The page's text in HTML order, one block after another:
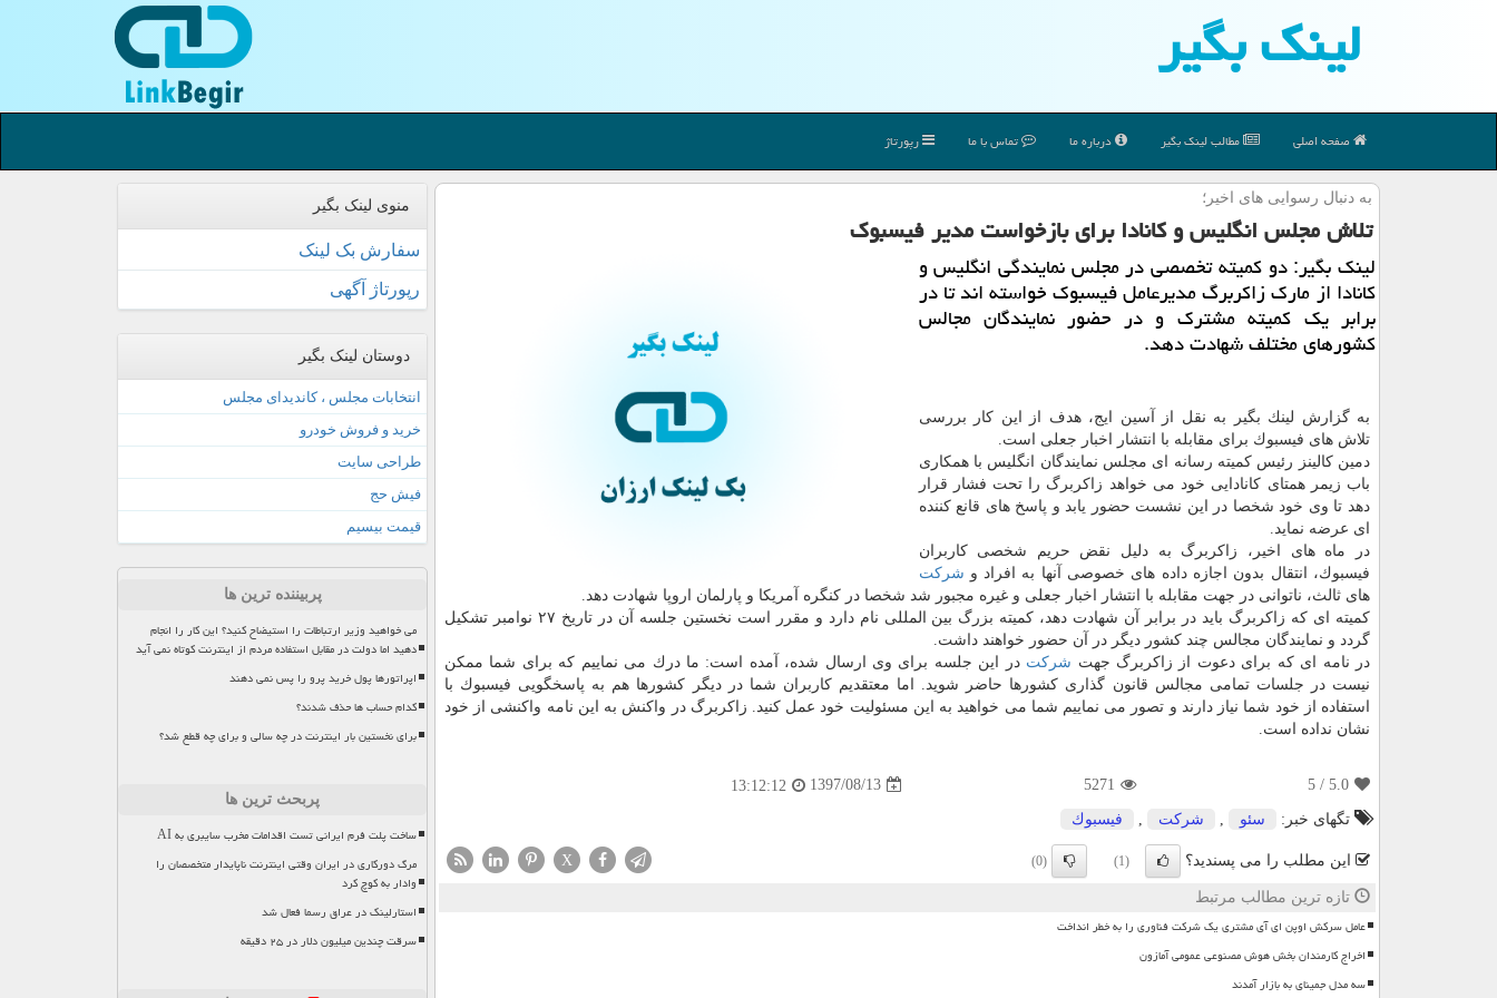
لینك بگیر
صفحه اصلی مطالب لینك بگیر درباره ما تماس با ما رپورتاژ
به دنبال رسوایی های اخیر؛
تلاش مجلس انگلیس و كانادا برای بازخواست مدیر فیسبوك
لینك بگیر: دو كمیته تخصصی در مجلس نمایندگی انگلیس و
كانادا از مارك زاكربرگ مدیرعامل فیسبوك خواسته اند تا در
برابر یك كمیته مشترك و در حضور نمایندگان مجالس
كشورهای مختلف شهادت دهد.
به گزارش لینك بگیر به نقل از آسین ایج، هدف از این كار بررسی
تلاش های فیسبوك برای مقابله با انتشار اخبار جعلی است.
دمین كالینز رئیس كمیته رسانه ای مجلس نمایندگان انگلیس با همكاری
باب زیمر همتای كانادایی خود می خواهد زاكربرگ را تحت فشار قرار
دهد تا وی خود شخصا در این نشست حضور یابد و پاسخ های قانع كننده
ای عرضه نماید.
در ماه های اخیر، زاكربرگ به دلیل نقض حریم شخصی كاربران
فیسبوك، انتقال بدون اجازه داده های خصوصی آنها به افراد و شركت
های ثالث، ناتوانی در جهت مقابله با انتشار اخبار جعلی و غیره مجبور شد شخصا در كنگره آمریكا و پارلمان اروپا شهادت دهد.
كمیته ای كه زاكربرگ باید در برابر آن شهادت دهد، كمیته بزرگ بین المللی نام دارد و مقرر است نخستین جلسه آن در تاریخ ۲۷ نوامبر تشكیل
گردد و نمایندگان مجالس چند كشور دیگر در آن حضور خواهند داشت.
در نامه ای كه برای دعوت از زاكربرگ جهت شركت در این جلسه برای وی ارسال شده، آمده است: ما درك می نماییم كه برای شما ممكن
نیست در جلسات تمامی مجالس قانون گذاری كشورها حاضر شوید. اما معتقدیم كاربران شما در دیگر كشورها هم به پاسخگویی فیسبوك با
استفاده از خود شما نیاز دارند و تصور می نماییم شما می خواهید به این مسئولیت خود عمل كنید. زاكربرگ در واكنش به این نامه واكنشی از خود
نشان نداده است.
5.0
/ 5
5271
1397/08/13
13:12:12
تگهای خبر:
سئو شركت فیسبوك
این مطلب را می پسندید؟ (1)
(0)
X
تازه ترین مطالب مرتبط
عامل سرکش اوپن ای آی مشتری یک شرکت فناوری را به خطر انداخت
اخراج کارمندان بخش هوش مصنوعی عمومی آمازون
سه مدل جمینای به بازار آمدند
منوی لینک بگیر
سفارش بک لینک
رپورتاژ آگهی
دوستان لینک بگیر
انتخابات مجلس ، کاندیدای مجلس
خرید و فروش خودرو
طراحی سایت
فیش حج
قیمت بیسیم
پربیننده ترین ها
می خواهید وزیر ارتباطات را استیضاح کنید؟ این کار را انجام
دهید اما دولت در مقابل استفاده مردم از اینترنت کوتاه نمی آید
اپراتورها پول خرید پرو را پس نمی دهند
کدام حساب ها حذف شدند؟
برای نخستین بار اینترنت در چه سالی و برای چه قطع شد؟
پربحث ترین ها
ساخت پلت فرم ایرانی تست اقدامات مخرب سایبری به AI
مرگ دورکاری در ایران وقتی اینترنت ناپایدار متخصصان را
وادار به کوچ کرد
استارلینک در عراق رسما فعال شد
سرقت چندین میلیون دلار در ۲۵ دقیقه